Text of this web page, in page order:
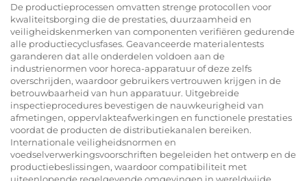
De productieprocessen omvatten strenge protocollen voor
kwaliteitsborging die de prestaties, duurzaamheid en
veiligheidskenmerken van componenten verifiëren gedurende
alle productiecyclusfases. Geavanceerde materialentests
garanderen dat alle onderdelen voldoen aan de
industrienormen voor horeca-apparatuur of deze zelfs
overschrijden, waardoor gebruikers vertrouwen krijgen in de
betrouwbaarheid van hun apparatuur. Uitgebreide
inspectieprocedures bevestigen de nauwkeurigheid van
afmetingen, oppervlakteafwerkingen en functionele prestaties
voordat de producten de distributiekanalen bereiken.
Internationale veiligheidsnormen en
voedselverwerkingsvoorschriften begeleiden het ontwerp en de
productiebeslissingen, waardoor compatibiliteit met
uiteenlopende regelgevende omgevingen in wereldwijde